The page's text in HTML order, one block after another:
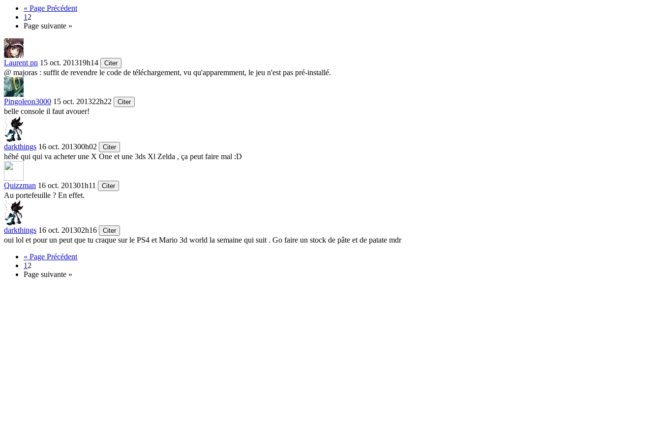
« Page Précédent
1 2
Page suivante »
Laurent pn 15 oct. 201319h14 Citer
@ majoras : suffit de revendre le code de téléchargement, vu qu'apparemment, le jeu n'est pas pré-installé.
Pingoleon3000 15 oct. 201322h22 Citer
belle console il faut avouer!
darkthings 16 oct. 201300h02 Citer
héhé qui qui va acheter une X One et une 3ds Xl Zelda , ça peut faire mal :D
Quizzman 16 oct. 201301h11 Citer
Au portefeuille ? En effet.
darkthings 16 oct. 201302h16 Citer
oui lol et pour un peut que tu craque sur le PS4 et Mario 3d world la semaine qui suit . Go faire un stock de pâte et de patate mdr
« Page Précédent
1 2
Page suivante »